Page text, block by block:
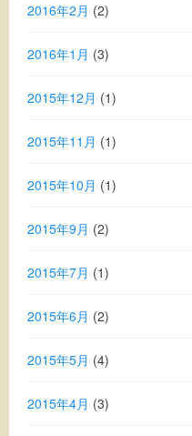
2016年2月 (2)
2016年1月 (3)
2015年12月 (1)
2015年11月 (1)
2015年10月 (1)
2015年9月 (2)
2015年7月 (1)
2015年6月 (2)
2015年5月 (4)
2015年4月 (3)